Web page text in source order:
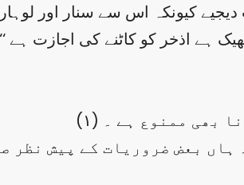
کیونکہ اس سے سنار اور لوہار
بھی ممنوع ہے ۔